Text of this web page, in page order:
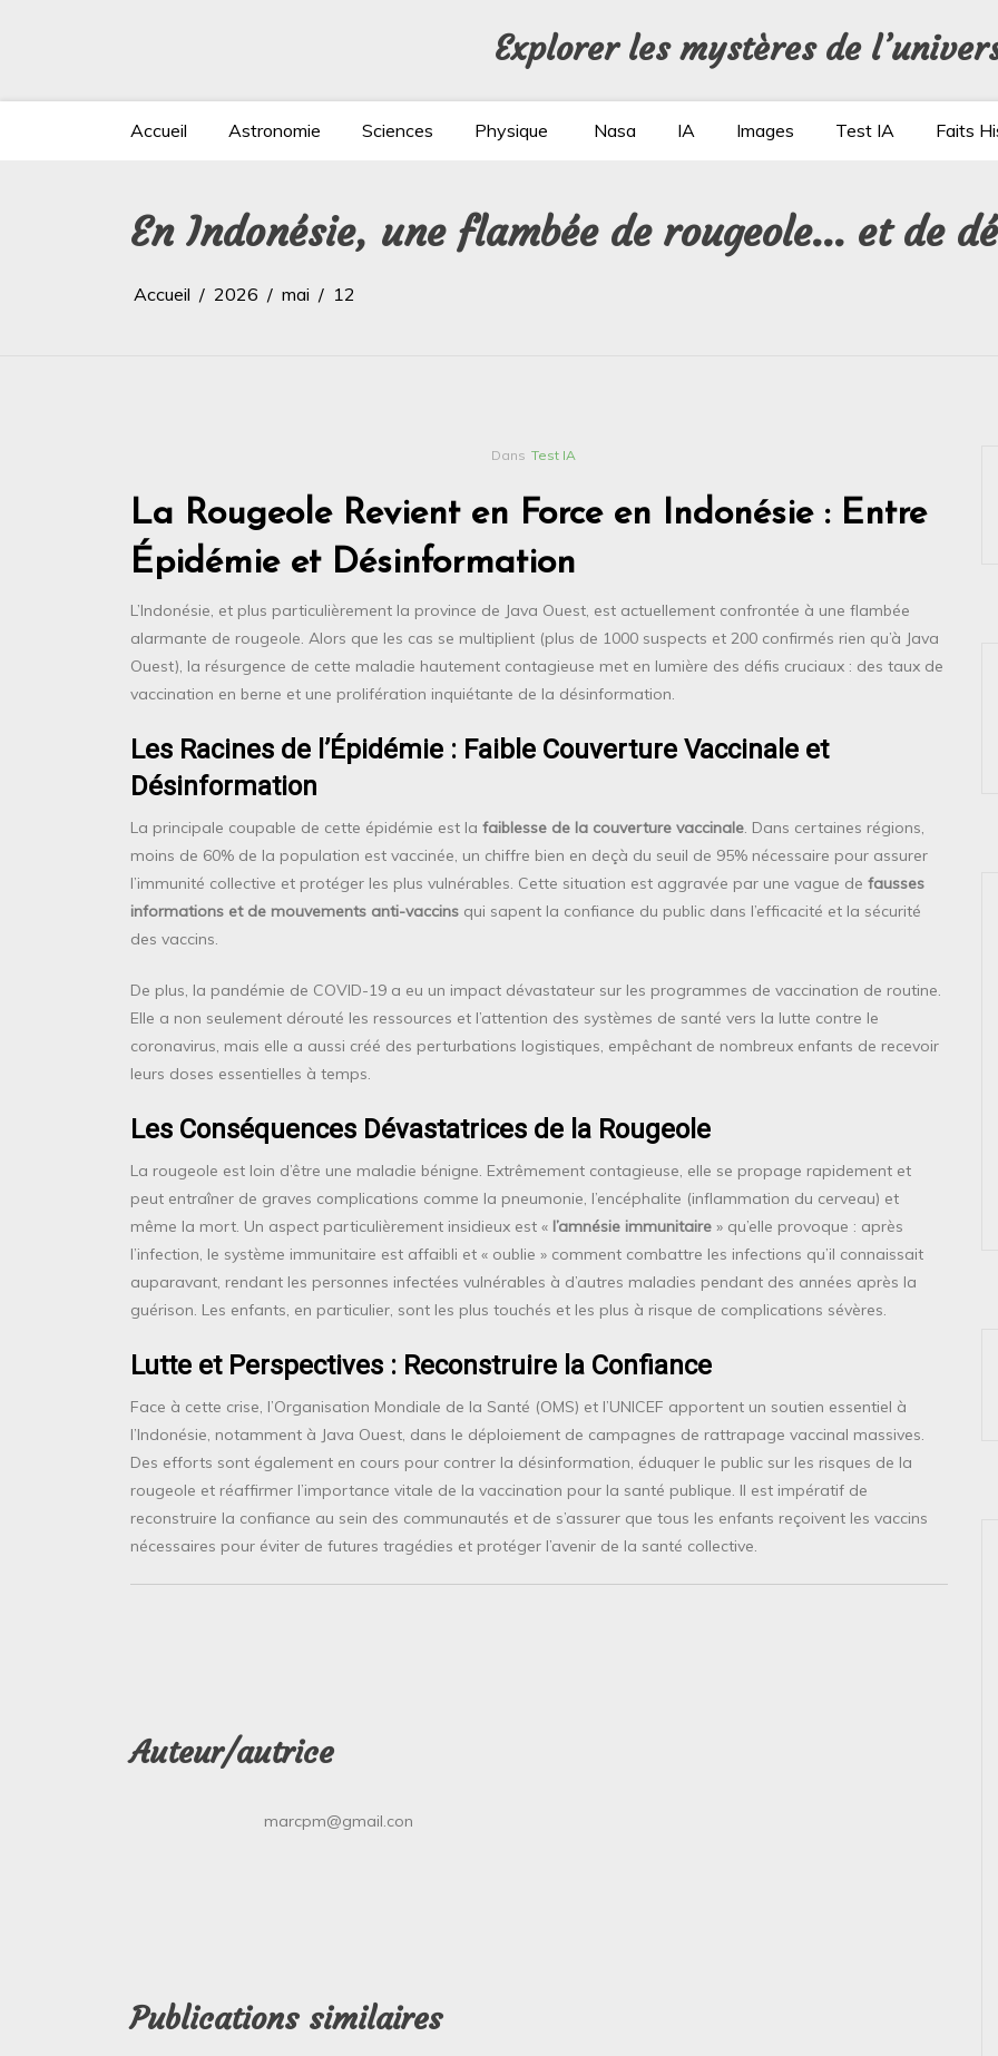
Explorer les mystères de
Accueil Astronomie Sciences Physique Nasa IA Images Test IA Faits
En Indonésie, une flambée de rougeole… et de
Accueil 2026 mai 12
Dans Test IA
La Rougeole Revient en Force en Indonésie : Entre
Épidémie et Désinformation
L’Indonésie, et plus particulièrement la province de Java Ouest, est actuellement confrontée à une flambée
alarmante de rougeole. Alors que les cas se multiplient (plus de 1000 suspects et 200 confirmés rien qu’à Java
Ouest), la résurgence de cette maladie hautement contagieuse met en lumière des défis cruciaux : des taux de
vaccination en berne et une prolifération inquiétante de la désinformation.
Les Racines de l’Épidémie : Faible Couverture Vaccinale et
Désinformation
La principale coupable de cette épidémie est la faiblesse de la couverture vaccinale. Dans certaines régions,
moins de 60% de la population est vaccinée, un chiffre bien en deçà du seuil de 95% nécessaire pour assurer
l’immunité collective et protéger les plus vulnérables. Cette situation est aggravée par une vague de fausses
informations et de mouvements anti-vaccins qui sapent la confiance du public dans l’efficacité et la sécurité
des vaccins.
De plus, la pandémie de COVID-19 a eu un impact dévastateur sur les programmes de vaccination de routine.
Elle a non seulement dérouté les ressources et l’attention des systèmes de santé vers la lutte contre le
coronavirus, mais elle a aussi créé des perturbations logistiques, empêchant de nombreux enfants de recevoir
leurs doses essentielles à temps.
Les Conséquences Dévastatrices de la Rougeole
La rougeole est loin d’être une maladie bénigne. Extrêmement contagieuse, elle se propage rapidement et
peut entraîner de graves complications comme la pneumonie, l’encéphalite (inflammation du cerveau) et
même la mort. Un aspect particulièrement insidieux est « l’amnésie immunitaire » qu’elle provoque : après
l’infection, le système immunitaire est affaibli et « oublie » comment combattre les infections qu’il connaissait
auparavant, rendant les personnes infectées vulnérables à d’autres maladies pendant des années après la
guérison. Les enfants, en particulier, sont les plus touchés et les plus à risque de complications sévères.
Lutte et Perspectives : Reconstruire la Confiance
Face à cette crise, l’Organisation Mondiale de la Santé (OMS) et l’UNICEF apportent un soutien essentiel à
l’Indonésie, notamment à Java Ouest, dans le déploiement de campagnes de rattrapage vaccinal massives.
Des efforts sont également en cours pour contrer la désinformation, éduquer le public sur les risques de la
rougeole et réaffirmer l’importance vitale de la vaccination pour la santé publique. Il est impératif de
reconstruire la confiance au sein des communautés et de s’assurer que tous les enfants reçoivent les vaccins
nécessaires pour éviter de futures tragédies et protéger l’avenir de la santé collective.
Auteur/autrice
marcpm@gmail.con
Publications similaires